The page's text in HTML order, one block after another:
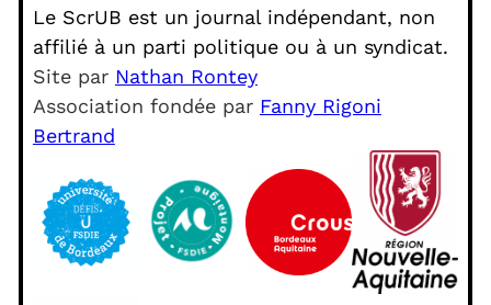
Le ScrUB est un journal indépendant, non
affilié à un parti politique ou à un syndicat.
Site par Nathan Rontey
Association fondée par Fanny Rigoni
Bertrand